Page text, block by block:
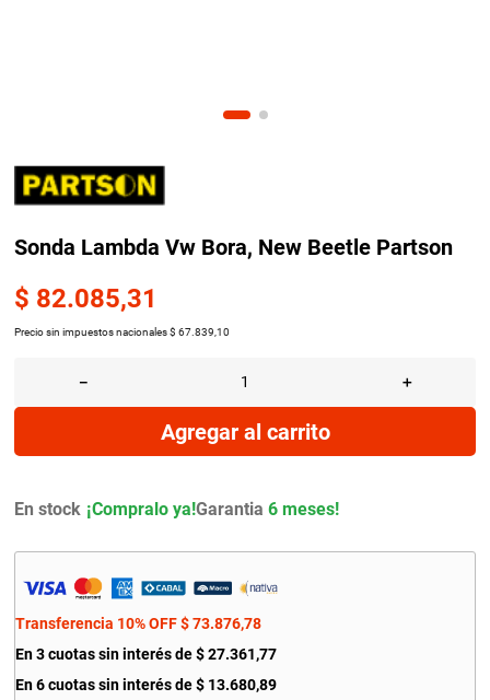
Sonda Lambda Vw Bora, New Beetle Partson
$ 82.085,31
Precio sin impuestos nacionales $ 67. 839 10
＋
－
Agregar al carrito
En stock Garantia 6 meses!
Transferencia 10% OFF $ 73.876,78
En 3 cuotas sin interés de $ 27.361,77
En 6 cuotas sin interés de$ 13.680,89